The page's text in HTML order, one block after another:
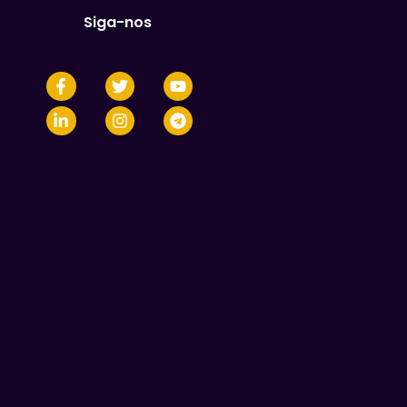
Siga-nos